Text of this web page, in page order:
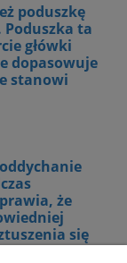
poduszkę
ta
główki
dopasowuje
stanowi
że
się